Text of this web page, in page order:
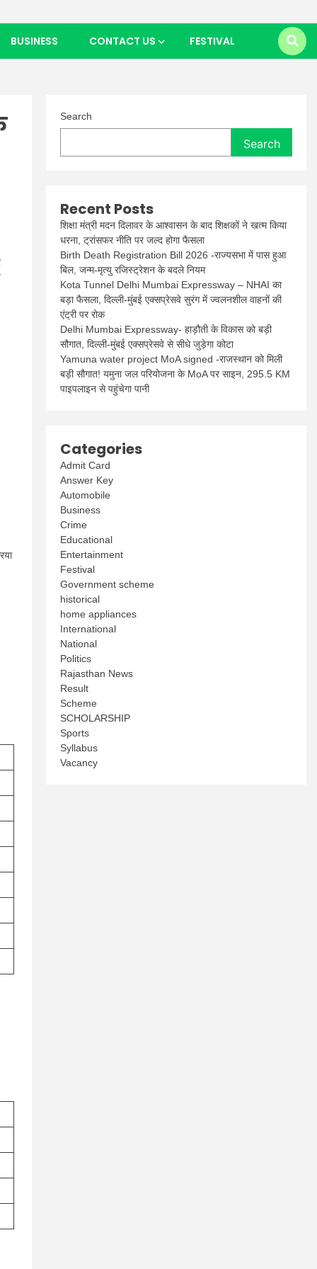
BUSINESS CONTACT US FESTIVAL
Search
Search
Recent Posts
शिक्षा मंत्री मदन दिलावर के आश्वासन के बाद शिक्षकों ने खत्म किया
धरना, ट्रांसफर नीति पर जल्द होगा फैसला
Birth Death Registration Bill 2026 -राज्यसभा में पास हुआ
बिल, जन्म-मृत्यु रजिस्ट्रेशन के बदले नियम
Kota Tunnel Delhi Mumbai Expressway – NHAI का
बड़ा फैसला, दिल्ली-मुंबई एक्सप्रेसवे सुरंग में ज्वलनशील वाहनों की
एंट्री पर रोक
Delhi Mumbai Expressway- हाड़ौती के विकास को बड़ी
सौगात, दिल्ली-मुंबई एक्सप्रेसवे से सीधे जुड़ेगा कोटा
Yamuna water project MoA signed -राजस्थान को मिली
बड़ी सौगात! यमुना जल परियोजना के MoA पर साइन, 295.5 KM
पाइपलाइन से पहुंचेगा पानी
Categories
Admit Card
Answer Key
Automobile
Business
Crime
Educational
Entertainment
Festival
Government scheme
historical
home appliances
International
National
Politics
Rajasthan News
Result
Scheme
SCHOLARSHIP
Sports
Syllabus
Vacancy